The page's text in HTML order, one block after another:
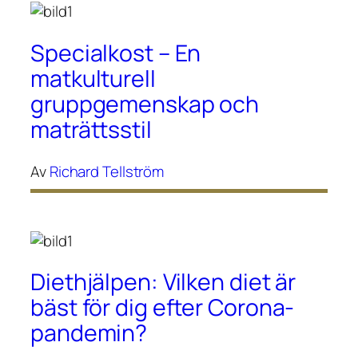
Specialkost – En
matkulturell
gruppgemenskap och
maträttsstil
AvRichard Tellström
Diethjälpen: Vilken diet är
bäst för dig efter Corona-
pandemin?